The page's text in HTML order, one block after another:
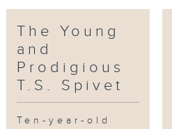
The Young
and
Prodigious
T.S. Spivet
Ten-year-old